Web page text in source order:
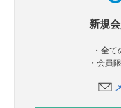
新規
・全
・会員